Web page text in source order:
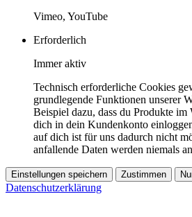
Vimeo, YouTube
Erforderlich
Immer aktiv
Technisch erforderliche Cookies
grundlegende Funktionen unserer
Beispiel dazu, dass du Produkte im
dich in dein Kundenkonto
auf dich ist für uns dadurch nicht
anfallende Daten werden niemals
Einstellungen speichern Zustimmen
Datenschutzerklärung